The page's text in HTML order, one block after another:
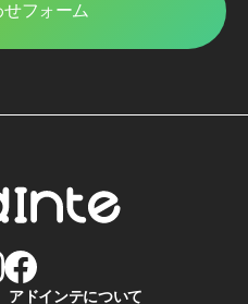
フォーム
アドインテについて